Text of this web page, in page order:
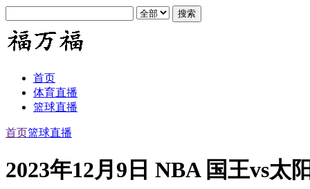
首页
体育直播
篮球直播
首页篮球直播
2023年12月9日 NBA 国王vs太